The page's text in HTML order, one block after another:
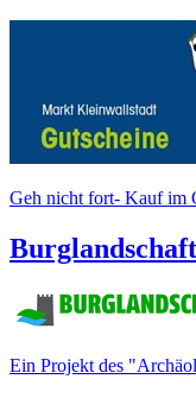
Geh nicht fort- Kauf im
Burglandschaft
Ein Projekt des